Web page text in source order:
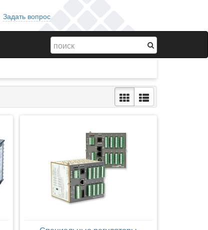
Задать вопрос